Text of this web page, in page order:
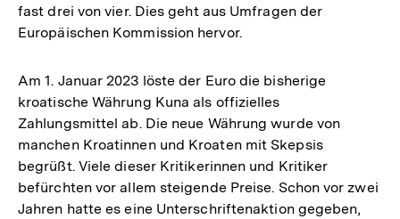
fast drei von vier. Dies geht aus Umfragen der
Europäischen Kommission hervor.
Am 1. Januar 2023 löste der Euro die bisherige
kroatische Währung Kuna als offizielles
Zahlungsmittel ab. Die neue Währung wurde von
manchen Kroatinnen und Kroaten mit Skepsis
begrüßt. Viele dieser Kritikerinnen und Kritiker
befürchten vor allem steigende Preise. Schon vor zwei
Jahren hatte es eine Unterschriftenaktion gegeben,